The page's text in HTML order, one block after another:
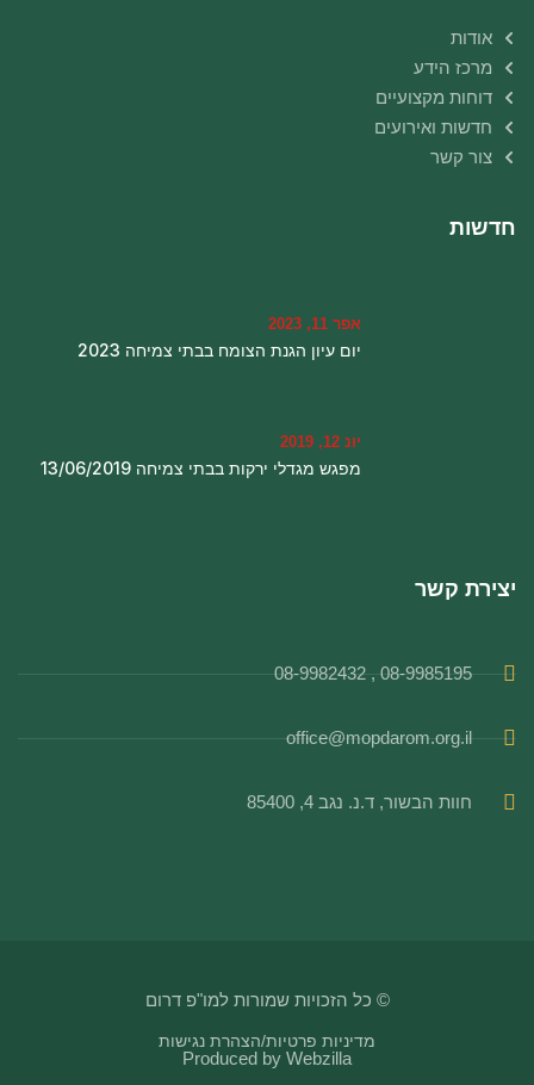
אודות
מרכז הידע
דוחות מקצועיים
חדשות ואירועים
צור קשר
חדשות
אפר 11, 2023
יום עיון הגנת הצומח בבתי צמיחה 2023
יונ 12, 2019
מפגש מגדלי ירקות בבתי צמיחה 13/06/2019
יצירת קשר
08-9985195 , 08-9982432
office@mopdarom.org.il
חוות הבשור, ד.נ. נגב 4, 85400
© כל הזכויות שמורות למו"פ דרום
מדיניות פרטיות/הצהרת נגישות
Produced by Webzilla